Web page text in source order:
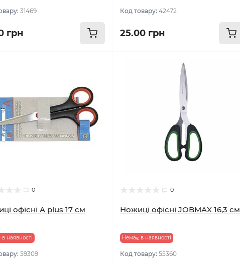
31469
грн
Код товару:42472
25.00 грн
0
офісні A plus 17 см
наявності
59309
0
Ножиці офісні JOBMAX 16,3 см
Немає в наявності
Код товару:55360